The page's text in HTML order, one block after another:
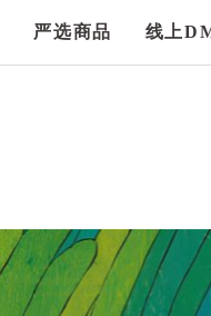
严选商品 线上